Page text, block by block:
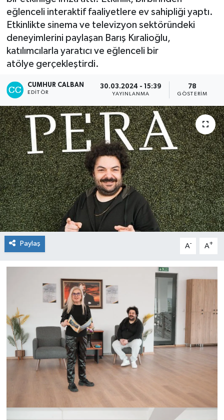
eğlenceli interaktif faaliyetlere ev sahipliği yaptı.
Etkinlikte sinema ve televizyon sektöründeki
deneyimlerini paylaşan Barış Kıralioğlu,
katılımcılarla yaratıcı ve eğlenceli bir
atölye gerçekleştirdi.
CUMHUR CALBAN
EDITÖR
30.03.2024 - 15:39
YAYINLANMA
78
GÖSTERIM
Paylaş A- A+
Haber Arşivi